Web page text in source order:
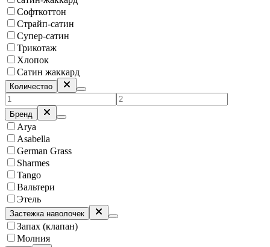
Софткоттон
Страйп-сатин
Супер-сатин
Трикотаж
Хлопок
Сатин жаккард
Количество
Бренд
Arya
Asabella
German Grass
Sharmes
Tango
Вальтери
Этель
Застежка наволочек
Запах (клапан)
Молния